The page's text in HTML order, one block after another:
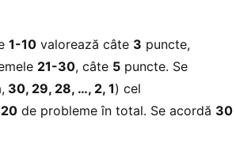
1-10 valorează câte 3 puncte,
21-30, câte 5 puncte. Se
30, 29, 28, …, 2, 1) cel
20 de probleme în total. Se acordă 30